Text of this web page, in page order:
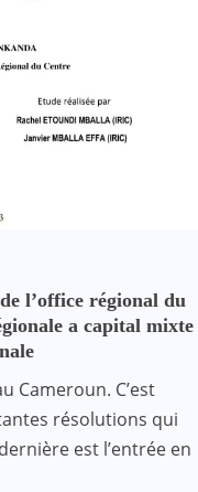
l’office régional du
a capital mixte
Cameroun. C’est
résolutions qui
est l’entrée en